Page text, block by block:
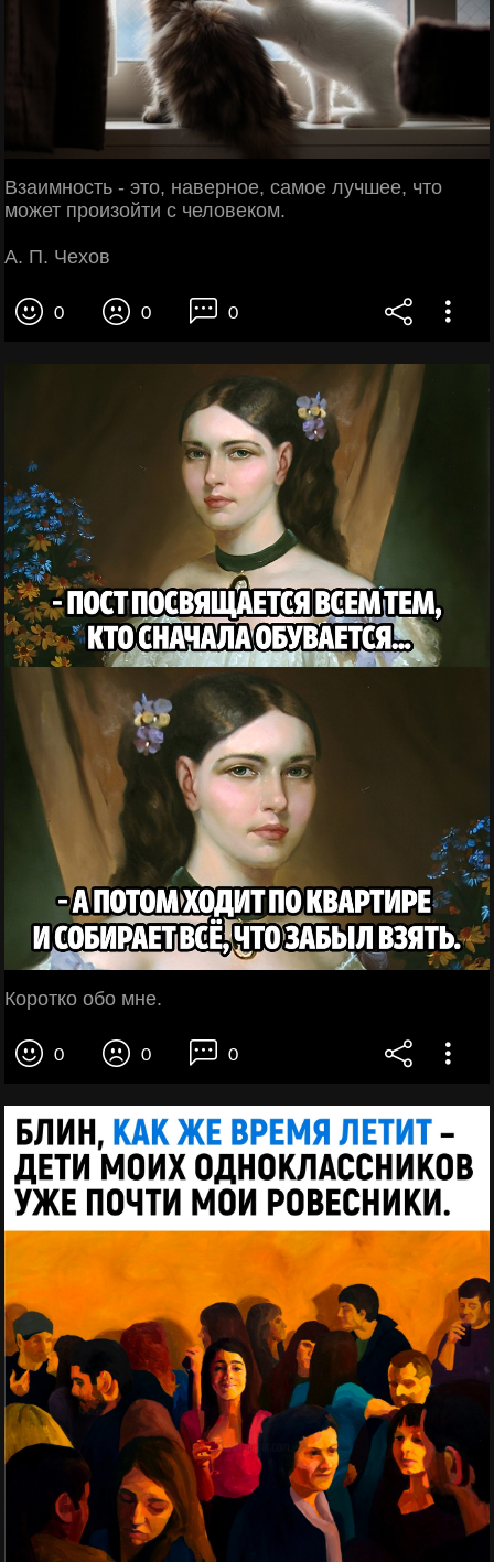
Взаимность - это, наверное, самое лучшее, что
может произойти с человеком.
А. П. Чехов
0 0 0
Коротко обо мне.
0 0 0